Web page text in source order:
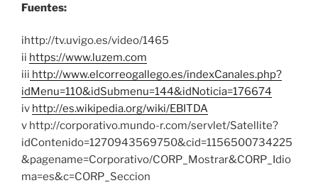
Fuentes:
ihttp://tv.uvigo.es/video/1465
ii https://www.luzem.com
iii http://www.elcorreogallego.es/indexCanales.php?
idMenu=110&idSubmenu=144&idNoticia=176674
iv http://es.wikipedia.org/wiki/EBITDA
v http://corporativo.mundo-r.com/servlet/Satellite?
idContenido=1270943569750&cid=1156500734225
&pagename=Corporativo/CORP_Mostrar&CORP_Idio
ma=es&c=CORP_Seccion